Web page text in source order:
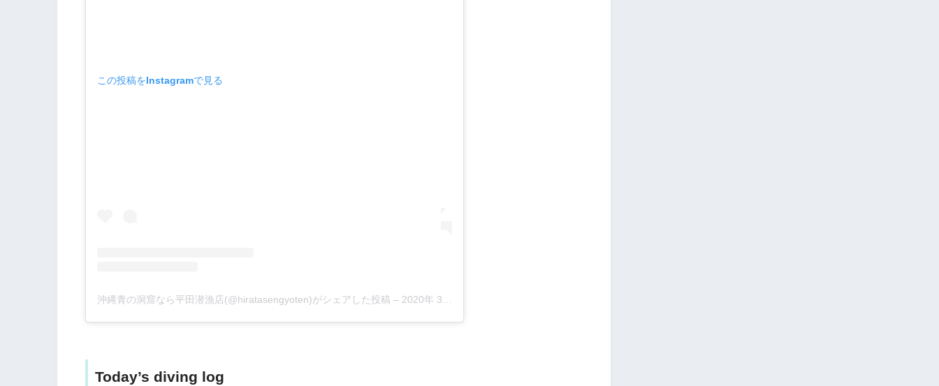
この投稿をInstagramで見る
沖縄青の洞窟なら平田潜漁店(@hiratasengyoten)がシェアした投稿 – 2020年 3月月15日午後7時53分PDT
Today’s diving log